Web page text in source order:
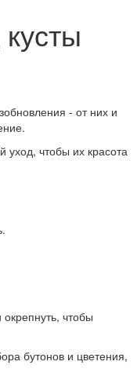
- от них и
чтобы их красота
чтобы
бутонов и цветения,